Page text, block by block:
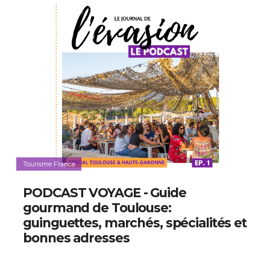
Tourisme France
PODCAST VOYAGE - Guide
gourmand de Toulouse:
guinguettes, marchés, spécialités et
bonnes adresses